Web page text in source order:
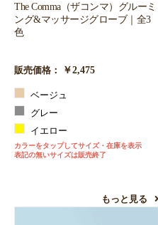
The Comma（ザコンマ）グルーミ
ング&マッサージグローブ｜全3
色
販売価格： ￥2,475
ベージュ
グレー
イエロー
カラーをタップしてサイズ・在庫を表示
表記の無いサイズは販売終了
もっと見る